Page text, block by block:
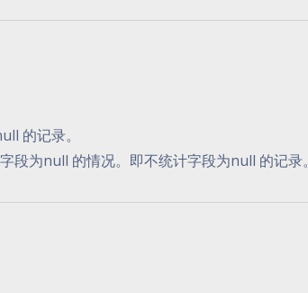
的记录。
段为null 的情况。即不统计字段为null 的记录。